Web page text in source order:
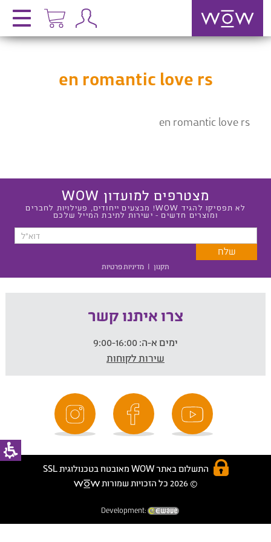
en romantic love rs
en romantic love rs
מצטרפים למועדון WOW
לא תפסיקו להגיד WOW! מבצעים ייחודים, פעילויות לחברים
ומוצרים חדשים - ישירות לתיבת המייל שלכם
תקנון | מדיניות פרטיות
צרו איתנו קשר
ימים א-ה:
שירות לקוחות
התשלום באתר WOW מאובטח בטכנולוגית SSL
© 2026 כל הזכויות שמורות
Development: